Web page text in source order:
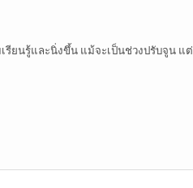
รียนรู้และนิ่งขึ้น แม้จะเป็นช่วงปรับจูน แต่